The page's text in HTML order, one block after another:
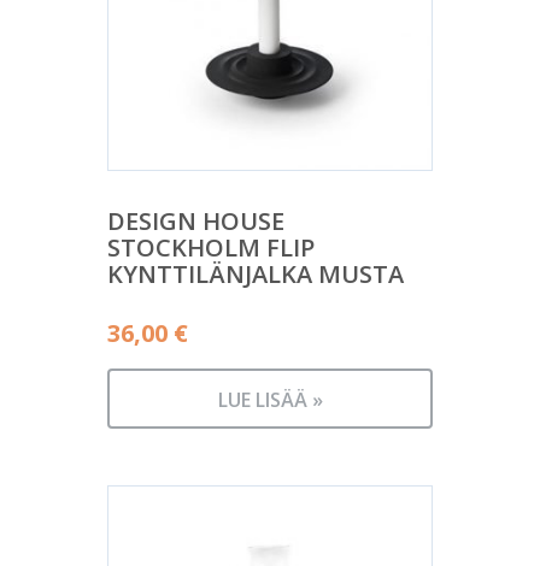
DESIGN HOUSE
STOCKHOLM FLIP
KYNTTILÄNJALKA MUSTA
36,00 €
LUE LISÄÄ »